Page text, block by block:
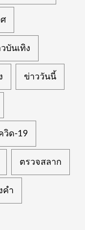
บันเทิง
ข่าววันนี้
วิด-19
ตรวจสลาก
คำ